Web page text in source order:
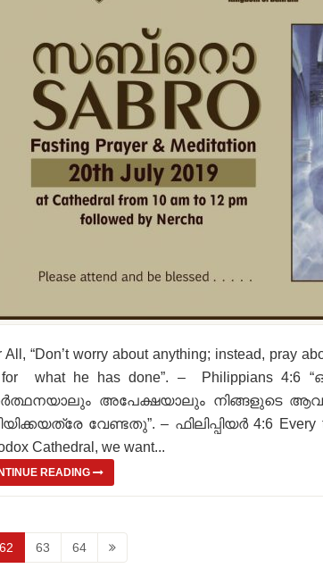
All, “Don’t worry about anything; instead, pray
for what he has done”. – Philippians 4:6
അപേക്ഷയാലും നിങ്ങളുടെ
വേണ്ടതു”. – ഫിലിപ്പിയർ 4:6 Every
Cathedral, we want...
READING
62 63 64